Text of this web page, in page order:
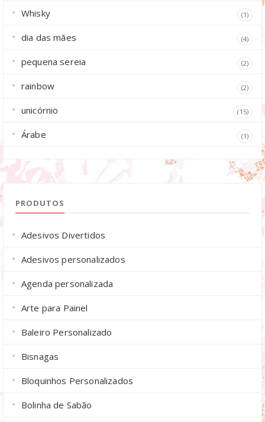
Whisky (1)
dia das mães (4)
pequena sereia (2)
rainbow (2)
unicórnio (15)
Árabe (1)
PRODUTOS
Adesivos Divertidos
Adesivos personalizados
Agenda personalizada
Arte para Painel
Baleiro Personalizado
Bisnagas
Bloquinhos Personalizados
Bolinha de Sabão